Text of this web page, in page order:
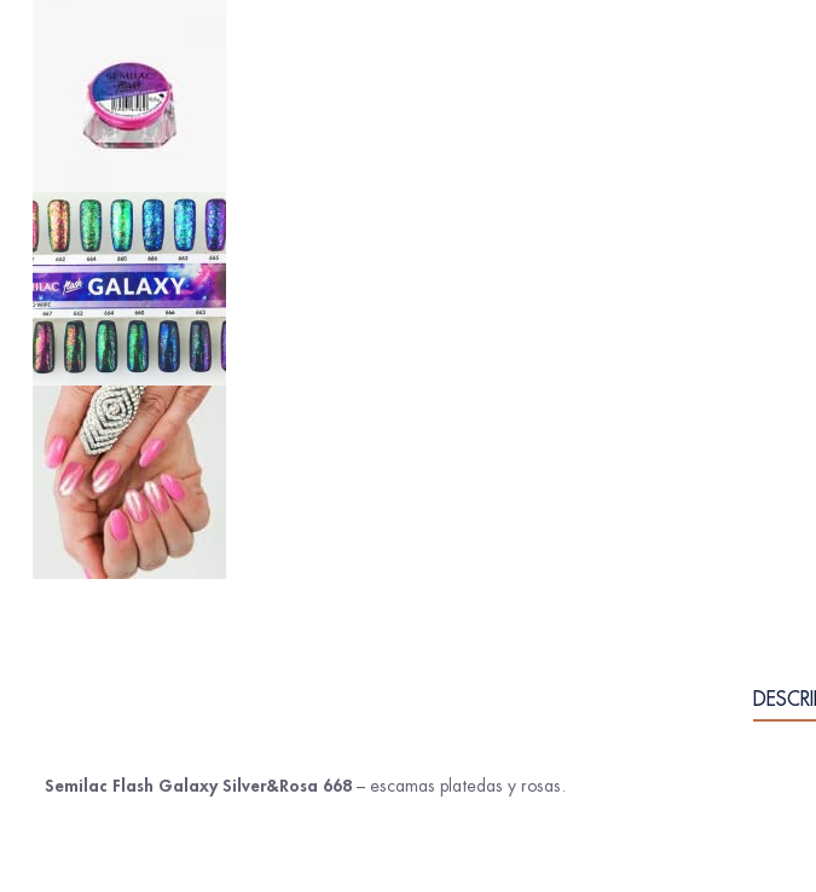
Semilac Flash Galaxy Silver&Rosa 668 – escamas platedas y rosas.